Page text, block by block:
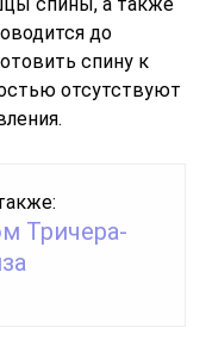
до
спину к
отсутствуют
Тричера-